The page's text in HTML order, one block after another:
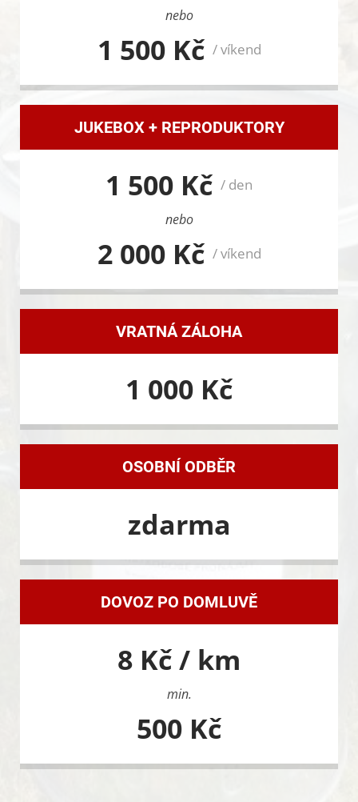
nebo
1 500 Kč / víkend
JUKEBOX + REPRODUKTORY
1 500 Kč / den
nebo
2 000 Kč / víkend
VRATNÁ ZÁLOHA
1 000 Kč
OSOBNÍ ODBĚR
zdarma
DOVOZ PO DOMLUVĚ
8 Kč / km
min.
500 Kč